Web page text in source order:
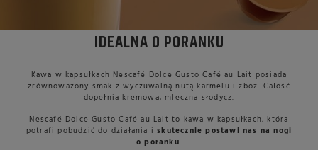
IDEALNA O PORANKU
Kawa w kapsułkach Nescafé Dolce Gusto Café au Lait posiada
zrównoważony smak z wyczuwalną nutą karmelu i zbóż. Całość
dopełnia kremowa, mleczna słodycz.
Nescafé Dolce Gusto Café au Lait to kawa w kapsułkach, która
potrafi pobudzić do działania iskutecznie postawi nas na nogi
o poranku.